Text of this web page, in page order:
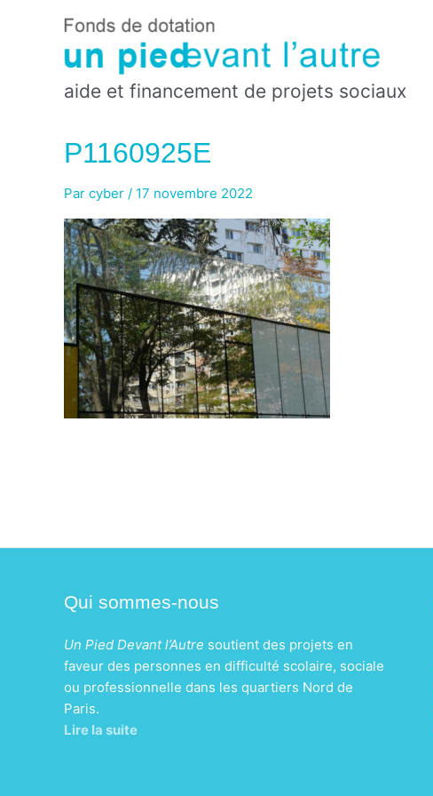
aide et financement de projets sociaux
P1160925E
Par cyber / 17 novembre 2022
Qui sommes-nous
Un Pied Devant l’Autre soutient des projets en
faveur des personnes en difficulté scolaire, sociale
ou professionnelle dans les quartiers Nord de
Paris.
Lire la suite